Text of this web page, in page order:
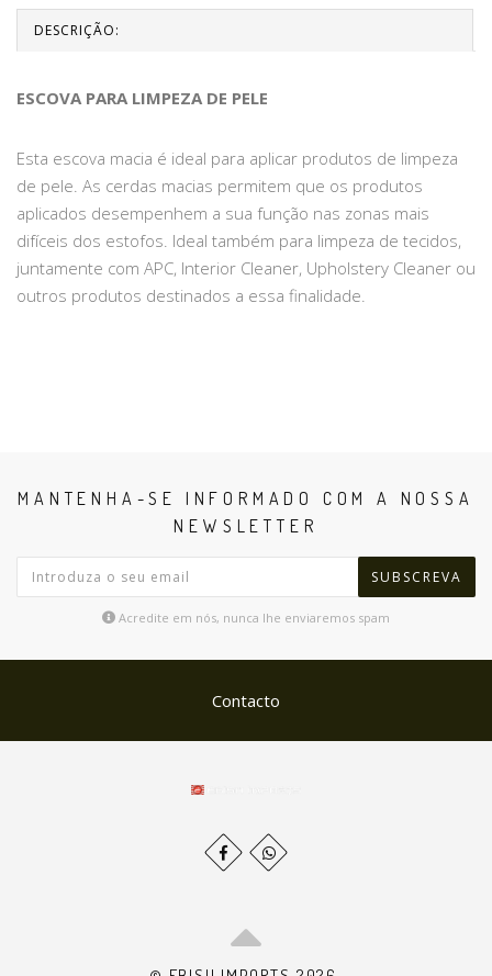
DESCRIÇÃO:
ESCOVA PARA LIMPEZA DE PELE
Esta escova macia é ideal para aplicar produtos de limpeza
de pele. As cerdas macias permitem que os produtos
aplicados desempenhem a sua função nas zonas mais
difíceis dos estofos. Ideal também para limpeza de tecidos,
juntamente com APC, Interior Cleaner, Upholstery Cleaner ou
outros produtos destinados a essa finalidade.
MANTENHA-SE INFORMADO COM A NOSSA
NEWSLETTER
SUBSCREVA
Acredite em nós, nunca lhe enviaremos spam
Contacto